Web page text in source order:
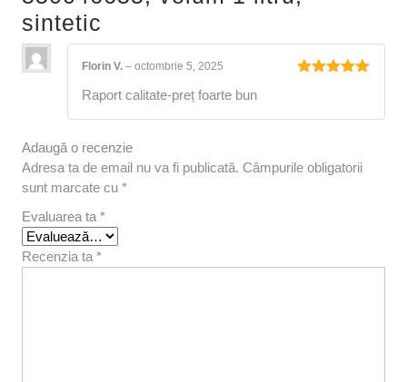
sintetic
Florin V. – octombrie 5, 2025
Raport calitate-preț foarte bun
Adaugă o recenzie
Adresa ta de email nu va fi publicată. Câmpurile obligatorii
sunt marcate cu *
Evaluarea ta *
Recenzia ta *